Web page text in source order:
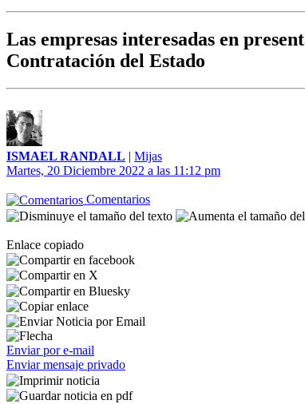
Las empresas interesadas en
Contratación del Estado
ISMAEL RANDALL | Mijas
Martes, 20 Diciembre 2022 a las 11:12 pm
Comentarios
Enlace copiado
Enviar por e-mail
Enviar mensaje privado